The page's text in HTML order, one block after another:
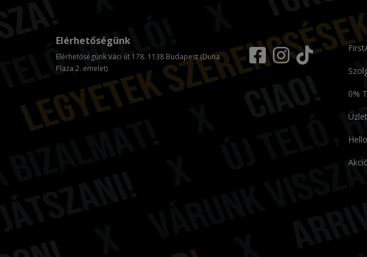
0%
Elérhetőségünk
Elérhetőségünk Váci út 178. 1138 Budapest (Duna
Plaza 2. emelet)